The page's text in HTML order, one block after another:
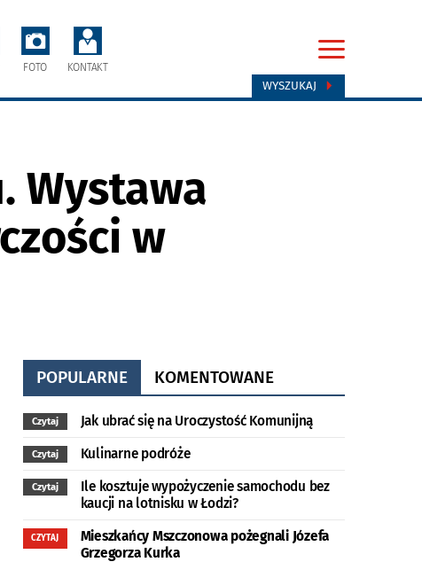
FOTO KONTAKT
WYSZUKAJ
Wystawa
w
POPULARNE KOMENTOWANE
Czytaj Jak ubrać się na Uroczystość Komunijną
Czytaj Kulinarne podróże
Czytaj
Ile kosztuje wypożyczenie samochodu bez
kaucji na lotnisku w Łodzi?
CZYTAJ
Mieszkańcy Mszczonowa pożegnali Józefa
Grzegorza Kurka